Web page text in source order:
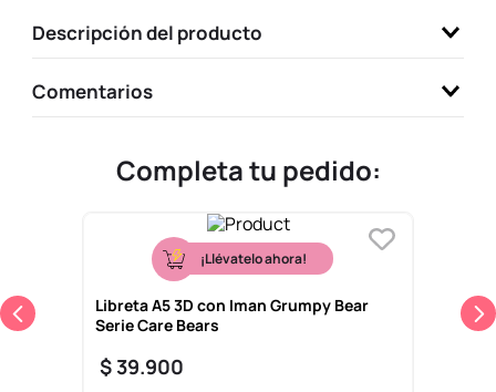
Descripción del producto
Comentarios
Completa tu pedido:
¡Llévatelo ahora!
Libreta A5 3D con Iman Grumpy Bear
Serie Care Bears
$39.900
9.
llaveros